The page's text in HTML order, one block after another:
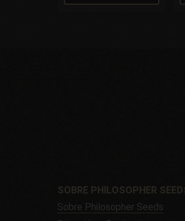
SOBRE PHILOSOPHER
Sobre Philosopher Seeds